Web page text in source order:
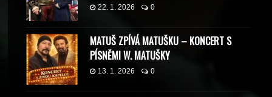
22. 1. 2026 0
MATUŠ ZPÍVÁ MATUŠKU – KONCERT S
PÍSNĚMI W. MATUŠKY
13. 1. 2026 0